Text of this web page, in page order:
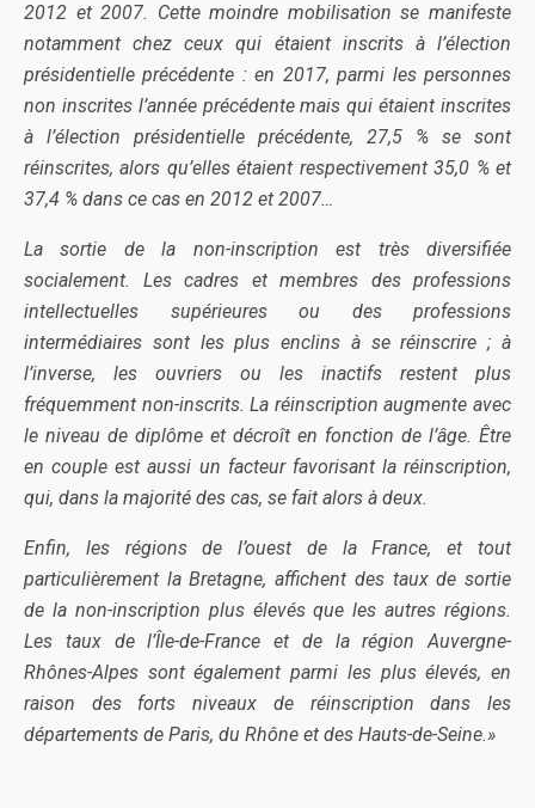
2012 et 2007. Cette moindre mobilisation se manifeste
notamment chez ceux qui étaient inscrits à l’élection
présidentielle précédente : en 2017, parmi les personnes
non inscrites l’année précédente mais qui étaient inscrites
à l’élection présidentielle précédente, 27,5 % se sont
réinscrites, alors qu’elles étaient respectivement 35,0 % et
37,4 % dans ce cas en 2012 et 2007…
La sortie de la non-inscription est très diversifiée
socialement. Les cadres et membres des professions
intellectuelles supérieures ou des professions
intermédiaires sont les plus enclins à se réinscrire ; à
l’inverse, les ouvriers ou les inactifs restent plus
fréquemment non-inscrits. La réinscription augmente avec
le niveau de diplôme et décroît en fonction de l’âge. Être
en couple est aussi un facteur favorisant la réinscription,
qui, dans la majorité des cas, se fait alors à deux.
Enfin, les régions de l’ouest de la France, et tout
particulièrement la Bretagne, affichent des taux de sortie
de la non-inscription plus élevés que les autres régions.
Les taux de l’Île-de-France et de la région Auvergne-
Rhônes-Alpes sont également parmi les plus élevés, en
raison des forts niveaux de réinscription dans les
départements de Paris, du Rhône et des Hauts-de-Seine.»